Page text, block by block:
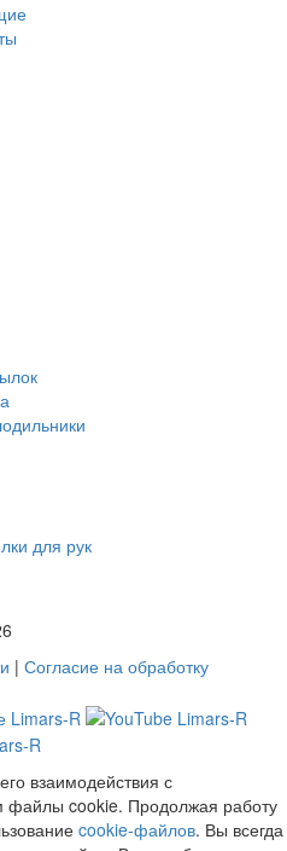
для рук
| Согласие на обработку
взаимодействия с
файлы cookie. Продолжая работу
cookie-файлов. Вы всегда